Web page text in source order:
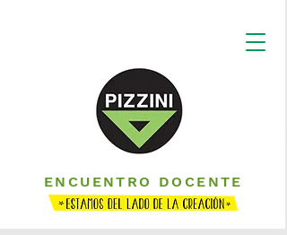
ENCUENTRO DOCENTE